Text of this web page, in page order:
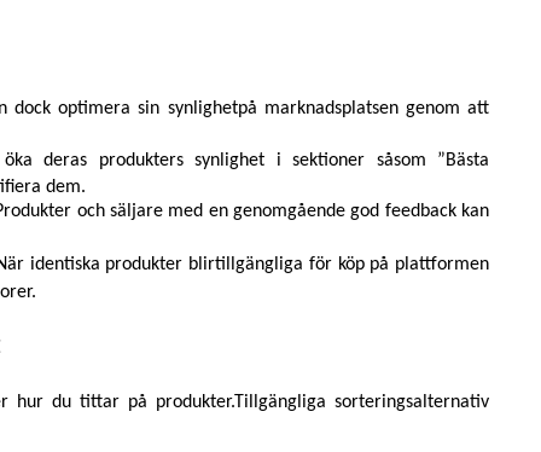
dock optimera sin synlighetpå marknadsplatsen genom att
deras produkters synlighet i sektioner såsom ”Bästa
dem.
och säljare med en genomgående god feedback kan
identiska produkter blirtillgängliga för köp på plattformen
du tittar på produkter.Tillgängliga sorteringsalternativ